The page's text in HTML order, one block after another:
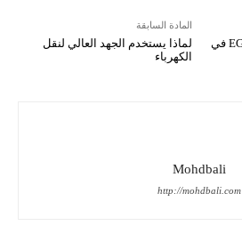
المادة السابقة
لماذا يستخدم الجهد العالي لنقل
الكهرباء
كل ماتود معرفته عن صمام EGR في
Mohdbali
http://mohdbali.com